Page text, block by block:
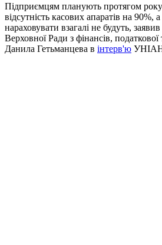
Підприємцям планують протягом
відсутність касових апаратів на 90%, а
нараховувати взагалі не будуть,
Верховної Ради з фінансів,
Данила Гетьманцева в інтерв'ю